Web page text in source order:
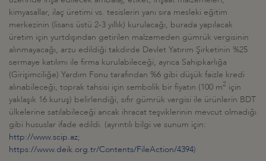
kimyasallar, ilaç üretimi vs. tesislerin yanı sıra mesleki eğitim
merkezinin (lisans üstü 2-3 yıllık) kurulacağı, burada yapılacak
üretim için yurtdışından getirilen malzemeden gümrük vergisinin
alınmayacağı, arzu edildiği takdirde Devlet Yatırım Şirketinin %25
sermaye katılımı ile firma kurulabileceği, ayrıca Sahipkarlığa
(Girişimciliğe) Yardım Fonu tarafından %6 gibi düşük faizle kredi
alınabileceği, toprak tahsisi için sembolik bir fiyatın (100 m2 için
yaklaşık 16 kuruş) belirlendiği, sıfır gümrük vergisi ile ürünlerin BDT
ülkelerine satılabileceği ancak ihracat teşviklerinin mevcut olmadığı
gibi hususlar ifade edildi. (ayrıntılı bilgi ve sunum için:
http://www.scip.az;
https://www.deik.org.tr/Contents/FileAction/4394)